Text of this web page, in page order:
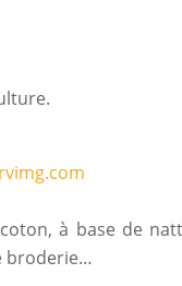
à base de
broderie…